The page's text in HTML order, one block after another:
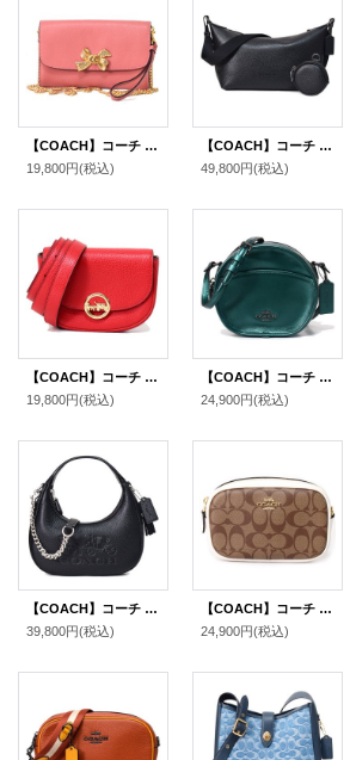
【COACH】コーチ レザー チェーン ショルダー クロスボディ クラッチ リストレット 3WAY 斜め掛けバッグ ヴィンテージピンク（日本未発売）
19,800円(税込)
【COACH】コーチ メンズ バッグ レザー スモール フィン コインケース ポーチ付き クロスボディ 斜め掛け ショルダーバッグ ブラック（日本未発売）
49,800円(税込)
【COACH】コーチ ペブルレザー ジェイド ミニ 2way クラッチ ウエスト ヒップ ベルトバッグ ブライトレッド（日本未発売）
19,800円(税込)
【COACH】コーチ カーフレザー メタリック キャンティーン 斜め掛け ショルダー クロスボディ バッグ メタリックグリーン（日本未発売）
24,900円(税込)
【COACH】コーチ バッグ ペブルレザー カルメン ミニ ロゴ 2way チェーン クロスボディ 斜め掛け ショルダーバッグ ハンドバッグ ブラック（日本未発売）
39,800円(税込)
【COACH】コーチ コーティングキャンバス スムースレザー シグネチャー コンバーチブル ベルトバッグ 3way ショルダー 斜め掛け クラッチ ウエスト ヒップバッグ カーキ×チャーク〔日本未発売〕
24,900円(税込)